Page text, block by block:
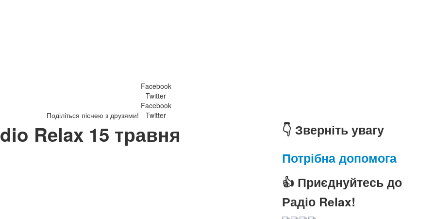
Поділіться піснею з друзями!
Facebook
Twitter
Facebook
Twitter
Relax 15 травня
👇 Зверніть увагу
Потрібна допомога
👍 Приєднуйтесь до
Радіо Relax!